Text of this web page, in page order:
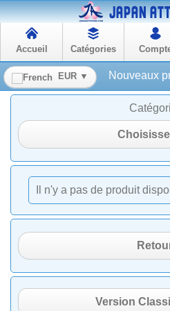
Accueil Catégories
EUR ▼ Nouveaux
Il n'y a pas de produit
Version